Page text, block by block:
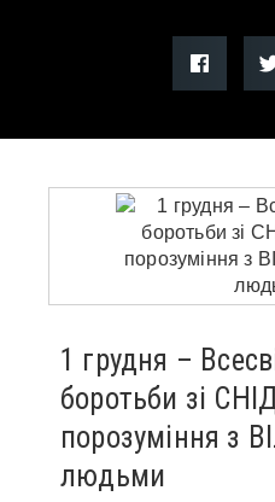
1 грудня –
боротьби зі
порозуміння з
людьми